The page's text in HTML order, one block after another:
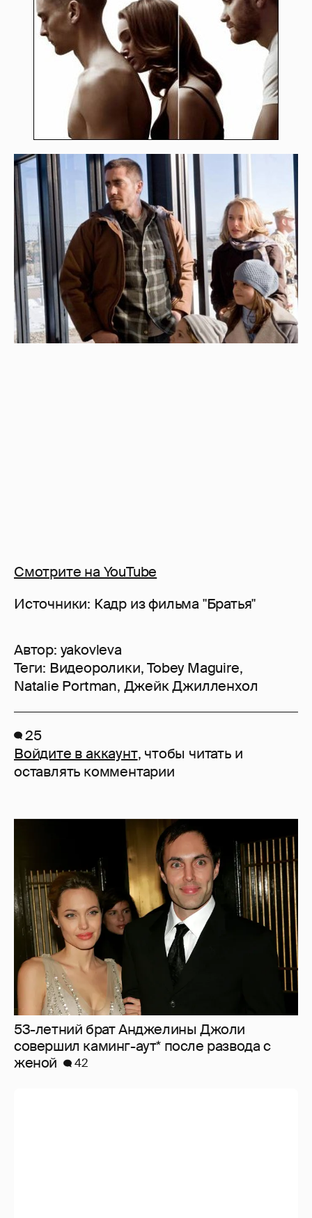
Смотрите на YouTube
Источники: Кадр из фильма "Братья"
Автор: yakovleva
Теги: Видеоролики,Tobey Maguire,
Natalie Portman, Джейк Джилленхол
25
Войдите в аккаунт, чтобы читать и
оставлять комментарии
53-летний брат Анджелины Джоли
совершил каминг-аут* после развода с
женой
42